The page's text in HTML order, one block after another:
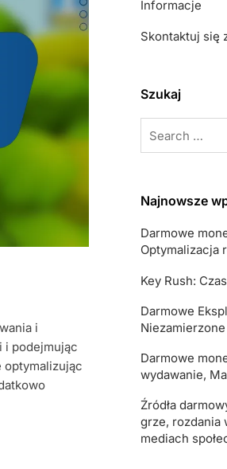
i
i podejmując
optymalizując
Informacje
Skontaktuj się
Szukaj
for:
Najnowsze
Darmowe
Optymalizacja
Key Rush:
Darmowe
Darmowe
wydawanie,
Źródła
grze, rozdania
mediach